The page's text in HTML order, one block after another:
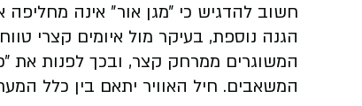
חשוב להדגיש כי ״מגן אור״ אינה
הגנה נוספת, בעיקר מול איומים קצרי
המשוגרים ממרחק קצר, ובכך לפנות את
המשאבים. חיל האוויר יתאם בין כלל